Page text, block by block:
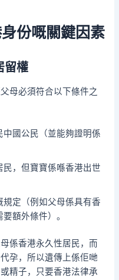
份嘅關鍵因素
留權
母必須符合以下條件之
國公民（並能夠證明係
，但寶寶係喺香港出世
定（例如父母係具有香
額外條件）。
係香港永久性居民，而
孕，所以遺傳上係佢哋
精子，只要香港法律承